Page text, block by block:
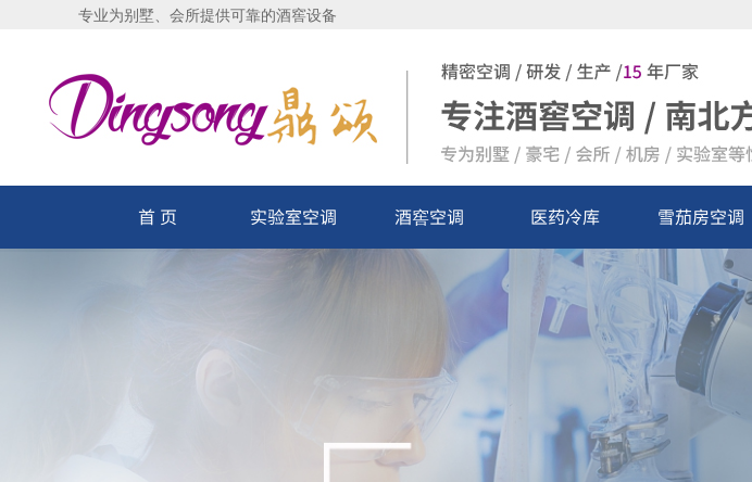
专业为别墅、会所提供可靠的酒窖设备
首 页 实验室空调 酒窖空调 医药冷库 雪茄房空调